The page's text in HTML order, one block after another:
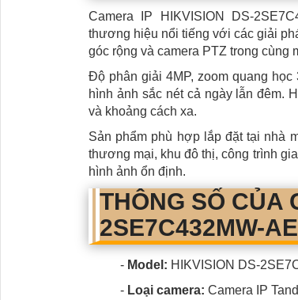
Camera IP HIKVISION DS-
thương hiệu nổi tiếng với các giải
góc rộng và camera PTZ trong cùng
Độ phân giải 4MP, zoom quang học
hình ảnh sắc nét cả ngày lẫn đêm.
và khoảng cách xa.
Sản phẩm phù hợp lắp đặt tại nhà
thương mại, khu đô thị, công trình
hình ảnh ổn định.
THÔNG SỐ CỦA
2SE7C432MW-
- Model: HIKVISION DS-
- Loại camera: Camera IP